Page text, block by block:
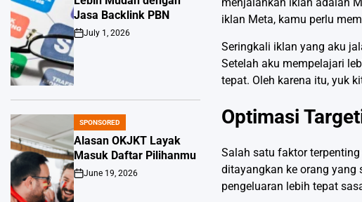
menjalankan iklan adalah
iklan Meta, kamu perlu
Seringkali iklan yang aku
Setelah aku mempelajari
tepat. Oleh karena itu, yuk
Optimasi
Salah satu faktor
ditayangkan ke orang yang
pengeluaran lebih tepat
Jasa Backlink PBN
Post
July 1, 2026
POSTED
IN
SPONSORED
Alasan OKJKT Layak
Masuk Daftar Pilihanmu
Post
Date
June 19, 2026